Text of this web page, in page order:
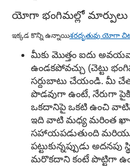
యోగా భంగిమల్లో మార్పులు
ఇక్కడ కొన్ని ఉన్నాయిశరదృతువు యోగా
మీకు మొత్తం ఐదు
ఉండకపోవచ్చు (చెట్టు
సర్దుబాటు చేయండి. మీ
పొడవుగా ఉంటే, నేరుగా పైకి
ఒకదానిపై ఒకటి ఉంచి
ఇది వాటి మధ్య మరింత
సహాయపడుతుంది
పట్టుకున్నప్పుడు అదనపు
మరొకదాని కంటే పొట్టిగా